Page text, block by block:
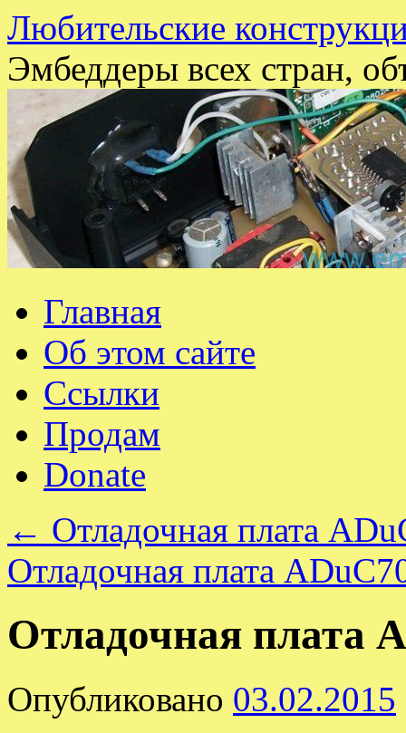
Любительские
Эмбеддеры всех стран,
Перейти
содержимому
Главная
Об этом сайте
Ссылки
Продам
Donate
← Отладочная плата
Отладочная плата
Отладочная плата
Опубликовано 03.02.2015